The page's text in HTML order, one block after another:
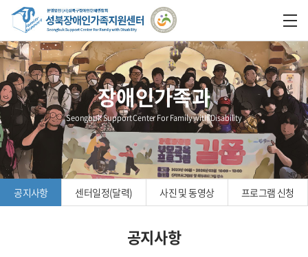
장애인가족과
Seongbuk Support Center For Family with Disability
공지사항 센터일정(달력) 사진 및 동영상 프로그램 신청
공지사항